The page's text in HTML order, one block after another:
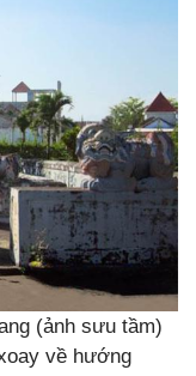
(ảnh sưu tầm)
về hướng